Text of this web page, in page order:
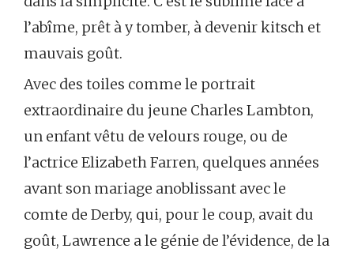
l’abîme, prêt à y tomber, à devenir kitsch et
mauvais goût.
Avec des toiles comme le portrait
extraordinaire du jeune Charles Lambton,
un enfant vêtu de velours rouge, ou de
l’actrice Elizabeth Farren, quelques années
avant son mariage anoblissant avec le
comte de Derby, qui, pour le coup, avait du
goût, Lawrence a le génie de l’évidence, de la